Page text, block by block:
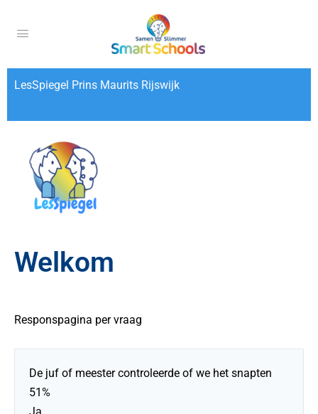
LesSpiegel Prins Maurits Rijswijk
Welkom
Responspagina per vraag
De juf of meester controleerde of we het snapten
51%